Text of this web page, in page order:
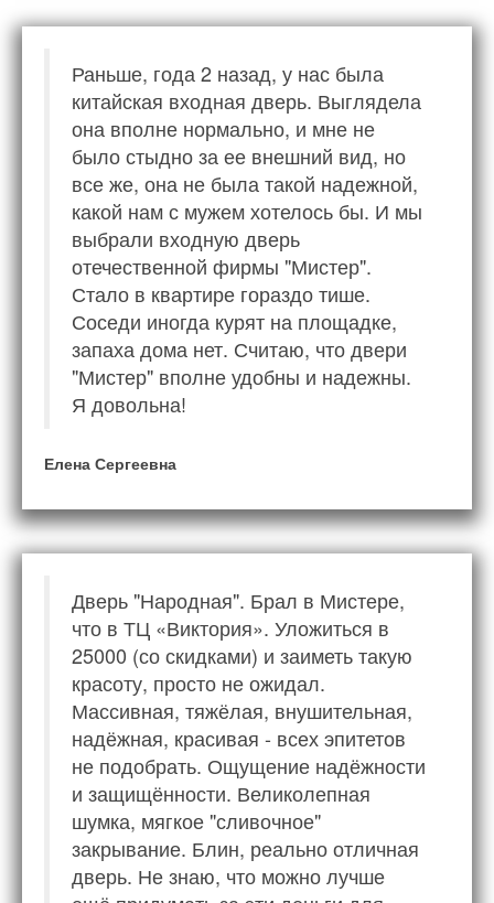
Раньше, года 2 назад, у нас была
китайская входная дверь. Выглядела
она вполне нормально, и мне не
было стыдно за ее внешний вид, но
все же, она не была такой надежной,
какой нам с мужем хотелось бы. И мы
выбрали входную дверь
отечественной фирмы "Мистер".
Стало в квартире гораздо тише.
Соседи иногда курят на площадке,
запаха дома нет. Считаю, что двери
"Мистер" вполне удобны и надежны.
Я довольна!
Елена Сергеевна
Дверь "Народная". Брал в Мистере,
что в ТЦ «Виктория». Уложиться в
25000 (со скидками) и заиметь такую
красоту, просто не ожидал.
Массивная, тяжёлая, внушительная,
надёжная, красивая - всех эпитетов
не подобрать. Ощущение надёжности
и защищённости. Великолепная
шумка, мягкое "сливочное"
закрывание. Блин, реально отличная
дверь. Не знаю, что можно лучше